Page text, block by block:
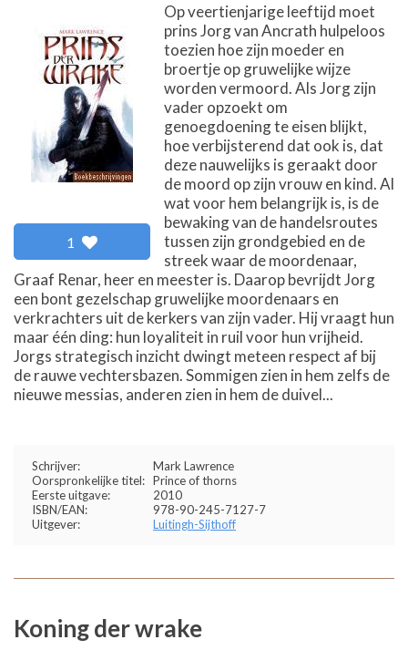
1
Op veertienjarige leeftijd moet
prins Jorg van Ancrath hulpeloos
toezien hoe zijn moeder en
broertje op gruwelijke wijze
worden vermoord. Als Jorg zijn
vader opzoekt om
genoegdoening te eisen blijkt,
hoe verbijsterend dat ook is, dat
deze nauwelijks is geraakt door
de moord op zijn vrouw en kind. Al
wat voor hem belangrijk is, is de
bewaking van de handelsroutes
tussen zijn grondgebied en de
streek waar de moordenaar,
Graaf Renar, heer en meester is. Daarop bevrijdt Jorg
een bont gezelschap gruwelijke moordenaars en
verkrachters uit de kerkers van zijn vader. Hij vraagt hun
maar één ding: hun loyaliteit in ruil voor hun vrijheid.
Jorgs strategisch inzicht dwingt meteen respect af bij
de rauwe vechtersbazen. Sommigen zien in hem zelfs de
nieuwe messias, anderen zien in hem de duivel...
Schrijver:
Mark Lawrence
Oorspronkelijke titel: Prince of thorns
Eerste uitgave:
2010
ISBN/EAN:
978-90-245-7127-7
Uitgever:
Luitingh-Sijthoff
Koning der wrake